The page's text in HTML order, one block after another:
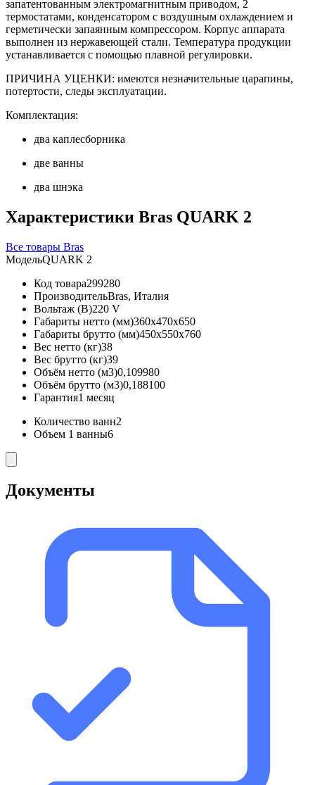
запатентованным электромагнитным приводом, 2
термостатами, конденсатором с воздушным охлаждением и
герметически запаянным компрессором. Корпус аппарата
выполнен из нержавеющей стали. Температура продукции
устанавливается с помощью плавной регулировки.
ПРИЧИНА УЦЕНКИ: имеются незначительные царапины,
потертости, следы эксплуатации.
Комплектация:
два каплесборника
две ванны
два шнэка
Характеристики Bras QUARK 2
Все товары Bras
МодельQUARK 2
Код товара299280
ПроизводительBras, Италия
Вольтаж (В)220 V
Габариты нетто (мм)360x470x650
Габариты брутто (мм)450x550x760
Вес нетто (кг)38
Вес брутто (кг)39
Объём нетто (м3)0,109980
Объём брутто (м3)0,188100
Гарантия1 месяц
Количество ванн2
Объем 1 ванны6
Документы